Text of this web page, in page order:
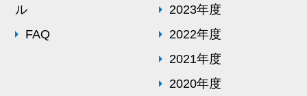
ル
FAQ
2023年度
2022年度
2021年度
2020年度